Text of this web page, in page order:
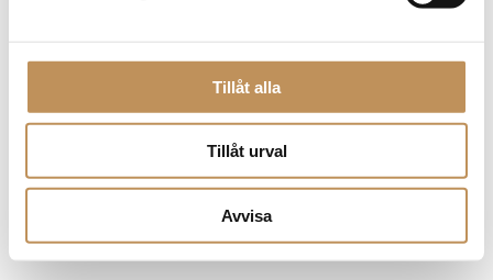
Tillåt alla
Tillåt urval
Avvisa